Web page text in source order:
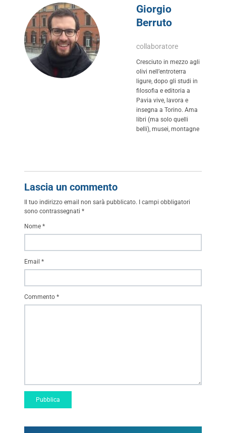
Giorgio
Berruto
collaboratore
Cresciuto in mezzo agli
olivi nell’entroterra
ligure, dopo gli studi in
filosofia e editoria a
Pavia vive, lavora e
insegna a Torino. Ama
libri (ma solo quelli
belli), musei, montagne
Lascia un commento
Il tuo indirizzo email non sarà pubblicato.
I campi obbligatori
sono contrassegnati *
Commento *
Nome *
Email *